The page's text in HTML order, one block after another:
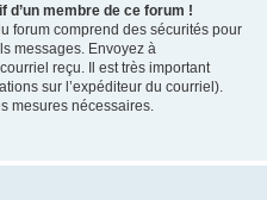
d’un membre de ce forum !
forum comprend des sécurités pour
messages. Envoyez à
reçu. Il est très important
sur l’expéditeur du courriel).
mesures nécessaires.